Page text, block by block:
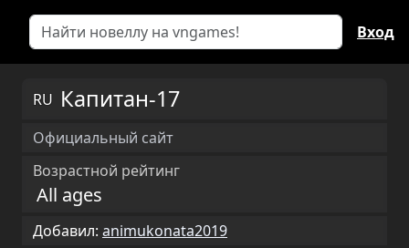
Вход
RU Капитан-17
Официальный сайт
Возрастной рейтинг
All ages
Добавил: animukonata2019